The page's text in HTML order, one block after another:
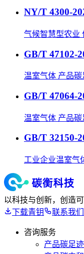
NY/T 4300-
气候智慧型农业
GB/T 47102-
温室气体 产品
GB/T 47064-
温室气体 产品
GB/T 32150-
工业企业温室气
以科技与创新，创造
下载青钥
联系我们
咨询服务
产品碳足迹